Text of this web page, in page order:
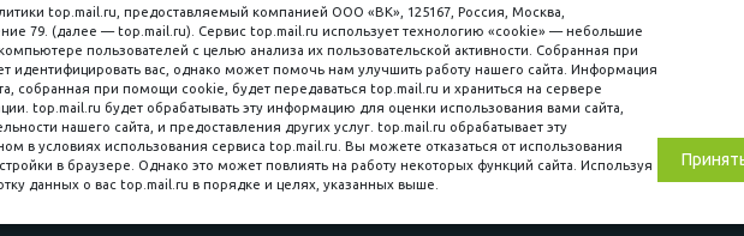
Наличные
8 (3822) 22-77-68
6 стр. 16, Цокольный этаж
Мы в соц. сетях
top.mail.ru, предоставляемый компанией ООО «ВК», 125167, Россия, Москва,
79. (далее — top.mail.ru). Сервис top.mail.ru использует технологию «cookie» — небольшие
пользователей с целью анализа их пользовательской активности. Собранная при
вас, однако может помочь нам улучшить работу нашего сайта. Информация
собранная при помощи cookie, будет передаваться top.mail.ru и храниться на сервере
top.mail.ru будет обрабатывать эту информацию для оценки использования вами сайта,
нашего сайта, и предоставления других услуг. top.mail.ru обрабатывает эту
в условиях использования сервиса top.mail.ru. Вы можете отказаться от использования
в браузере. Однако это может повлиять на работу некоторых функций сайта. Используя
данных о вас top.mail.ru в порядке и целях, указанных выше.